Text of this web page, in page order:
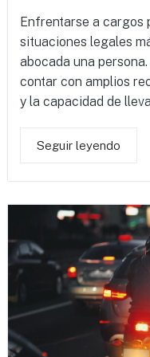
Enfrentarse a cargos
situaciones legales
abocada una
contar con amplios
y la capacidad de
Seguir leyendo